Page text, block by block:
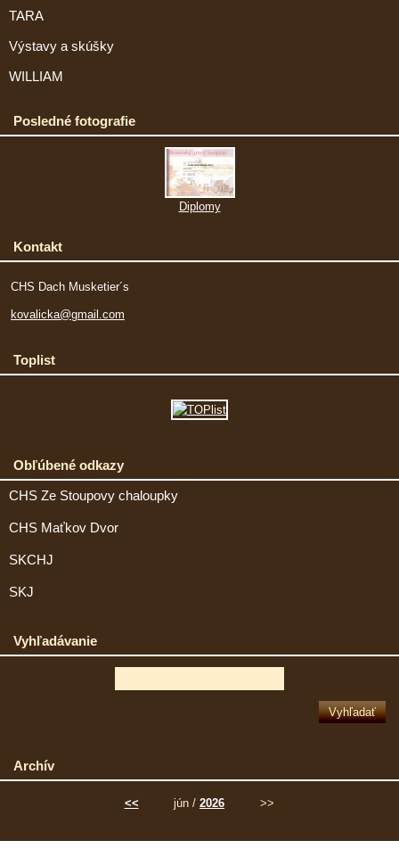
TARA
Výstavy a skúšky
WILLIAM
Posledné fotografie
Diplomy
Kontakt
CHS Dach Musketier´s
kovalicka@gmail.com
Toplist
Obľúbené odkazy
CHS Ze Stoupovy chaloupky
CHS Maťkov Dvor
SKCHJ
SKJ
Vyhľadávanie
Archív
<< jún / 2026 >>